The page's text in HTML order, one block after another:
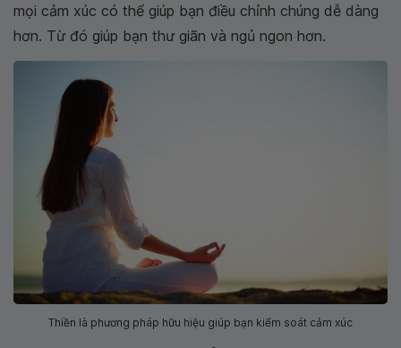
mọi cảm xúc có thể giúp bạn điều chỉnh chúng dễ dàng
hơn. Từ đó giúp bạn thư giãn và ngủ ngon hơn.
Thiền là phương pháp hữu hiệu giúp bạn kiểm soát cảm xúc